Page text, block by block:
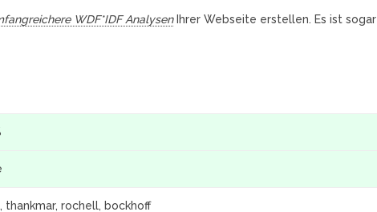
WDF*IDF AnalysenIhrer Webseite erstellen. Es ist
thankmar, rochell, bockhoff